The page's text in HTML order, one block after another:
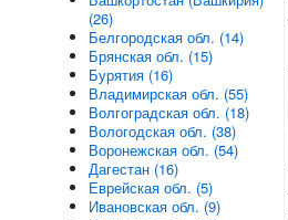
(26)
Белгородская обл. (14)
Брянская обл. (15)
Бурятия (16)
Владимирская обл. (55)
Волгоградская обл. (18)
Вологодская обл. (38)
Воронежская обл. (54)
Дагестан (16)
Еврейская обл. (5)
Ивановская обл. (9)